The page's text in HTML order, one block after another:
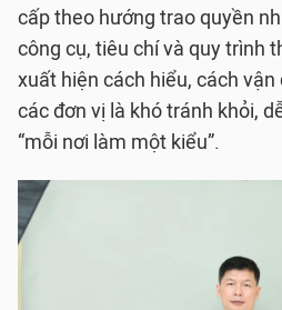
cấp theo hướng trao quyền
công cụ, tiêu chí và quy trình
xuất hiện cách hiểu, cách
các đơn vị là khó tránh khỏi,
“mỗi nơi làm một kiểu”.